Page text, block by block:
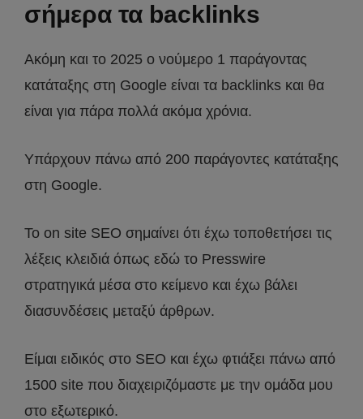
σήμερα τα backlinks
Ακόμη και το 2025 ο νούμερο 1 παράγοντας
κατάταξης στη Google είναι τα backlinks και θα
είναι για πάρα πολλά ακόμα χρόνια.
Υπάρχουν πάνω από 200 παράγοντες κατάταξης
στη Google.
Το on site SEO σημαίνει ότι έχω τοποθετήσει τις
λέξεις κλειδιά όπως εδώ το Presswire
στρατηγικά μέσα στο κείμενο και έχω βάλει
διασυνδέσεις μεταξύ άρθρων.
Είμαι ειδικός στο SEO και έχω φτιάξει πάνω από
1500 site που διαχειριζόμαστε με την ομάδα μου
στο εξωτερικό.